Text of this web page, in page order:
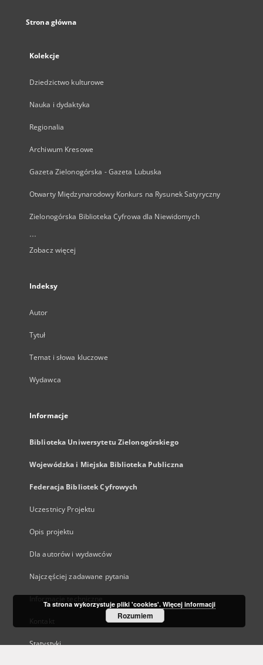
Strona główna
Kolekcje
Dziedzictwo kulturowe
Nauka i dydaktyka
Regionalia
Archiwum Kresowe
Gazeta Zielonogórska - Gazeta Lubuska
Otwarty Międzynarodowy Konkurs na Rysunek Satyryczny
Zielonogórska Biblioteka Cyfrowa dla Niewidomych
...
Zobacz więcej
Indeksy
Autor
Tytuł
Temat i słowa kluczowe
Wydawca
Informacje
Biblioteka Uniwersytetu Zielonogórskiego
Wojewódzka i Miejska Biblioteka Publiczna
Federacja Bibliotek Cyfrowych
Uczestnicy Projektu
Opis projektu
Dla autorów i wydawców
Najczęściej zadawane pytania
Informacje techniczne
Kontakt
Statystyki
Ta strona wykorzystuje pliki 'cookies'. Więcej informacji
Rozumiem